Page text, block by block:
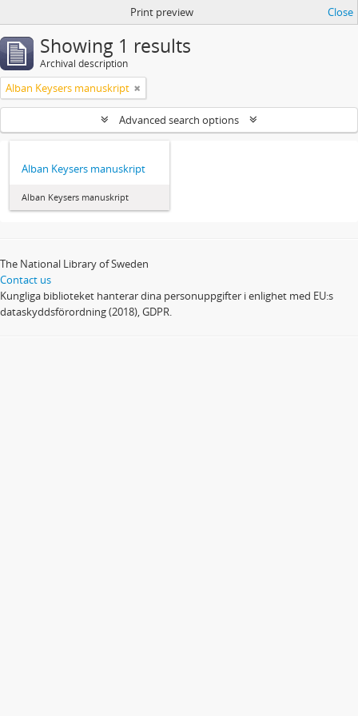
Print preview Close
Showing 1 results
Archival description
Alban Keysers manuskript
Advanced search options
Alban Keysers manuskript
Alban Keysers manuskript
The National Library of Sweden
Contact us
Kungliga biblioteket hanterar dina personuppgifter i enlighet med EU:s
dataskyddsförordning (2018), GDPR.